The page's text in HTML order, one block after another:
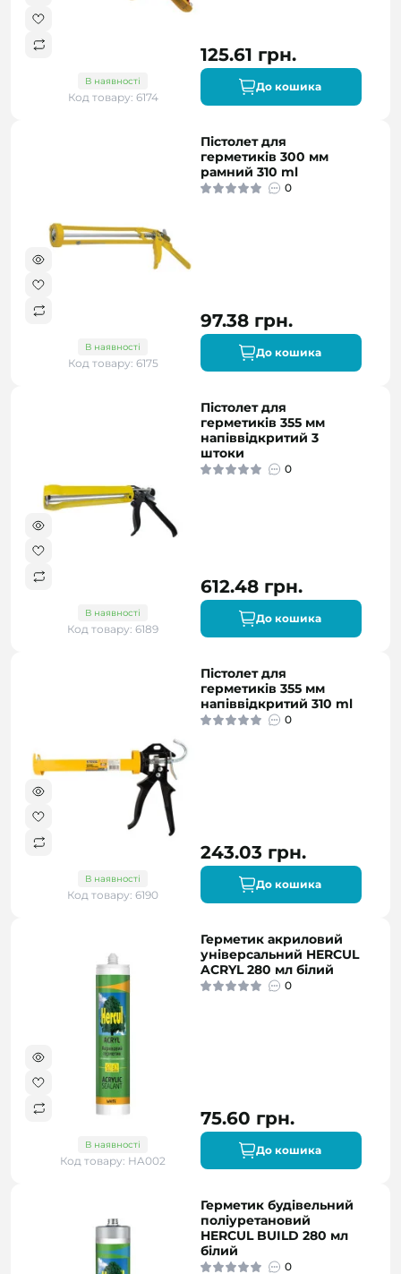
В наявності
Код товару: 6174
125.61 грн.
До кошика
В наявності
Код товару: 6175
Пістолет для
герметиків 300 мм
рамний 310 ml
0
97.38 грн.
До кошика
В наявності
Код товару: 6189
Пістолет для
герметиків 355 мм
напіввідкритий 3
штоки
0
612.48 грн.
До кошика
В наявності
Код товару: 6190
Пістолет для
герметиків 355 мм
напіввідкритий 310 ml
0
243.03 грн.
До кошика
В наявності
Код товару: HA002
Герметик акриловий
універсальний HERCUL
ACRYL 280 мл білий
0
75.60 грн.
До кошика
Герметик будівельний
поліуретановий
HERCUL BUILD 280 мл
білий
0